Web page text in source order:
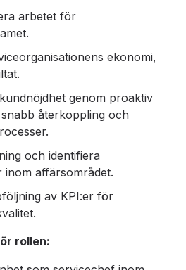
arbetet för
ekonomi,
genom proaktiv
återkoppling och
och identifiera
inom affärsområdet.
av KPI:er för
rollen: